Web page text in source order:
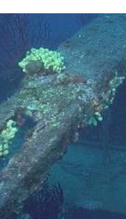
ist auf